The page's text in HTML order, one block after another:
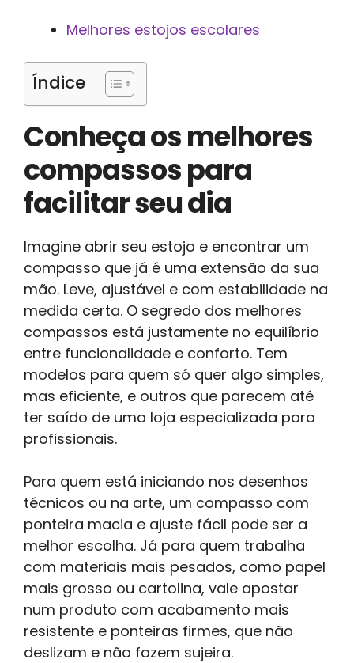
Melhores estojos escolares
Índice
Conheça os melhores
compassos para
facilitar seu dia
Imagine abrir seu estojo e encontrar um
compasso que já é uma extensão da sua
mão. Leve, ajustável e com estabilidade na
medida certa. O segredo dos melhores
compassos está justamente no equilíbrio
entre funcionalidade e conforto. Tem
modelos para quem só quer algo simples,
mas eficiente, e outros que parecem até
ter saído de uma loja especializada para
profissionais.
Para quem está iniciando nos desenhos
técnicos ou na arte, um compasso com
ponteira macia e ajuste fácil pode ser a
melhor escolha. Já para quem trabalha
com materiais mais pesados, como papel
mais grosso ou cartolina, vale apostar
num produto com acabamento mais
resistente e ponteiras firmes, que não
deslizam e não fazem sujeira.